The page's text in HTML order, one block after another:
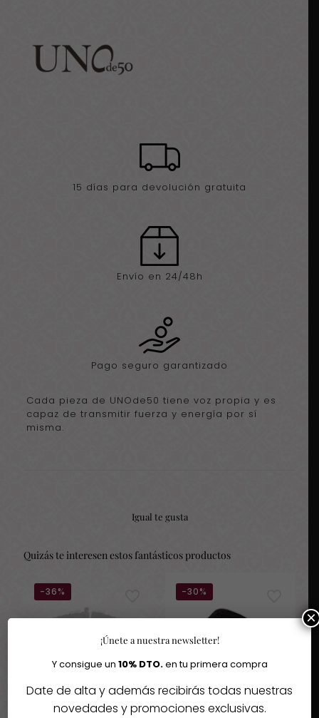
15 días para devolución gratuita
Envío en 24/48h
Pago seguro garantizado
Cada pieza de UNOde50 tiene voz propia y es
capaz de transmitir fuerza y energía por sí
misma.
Igual te gusta
Quizás te interesen estos fantásticos productos
-36%
Agotado
-30%
¡Únete a nuestra newsletter!
Y consigue un 10% DTO.en tu primera compra
Date de alta y además recibirás todas nuestras
novedades y promociones exclusivas.
×